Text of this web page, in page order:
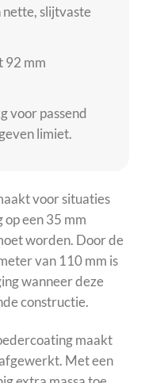
slijtvaste
92 mm
voor passend
limiet.
voor situaties
een 35 mm
worden. Door de
van 110 mm is
wanneer deze
constructie.
maakt
Met een